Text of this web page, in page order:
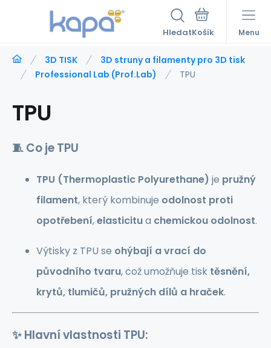
Hledat Menu
3D TISK
3D struny a filamenty pro 3D tisk
Professional Lab (Prof.Lab)
TPU
TPU
🧵 Co jeTPU
TPU (Thermoplastic Polyurethane) je pružný
filament, který kombinuje odolnost proti
opotřebení,elasticitua chemickou odolnost.
Výtisky z TPU se ohýbají a vrací do
původního tvaru, což umožňuje tisk těsnění,
krytů, tlumičů, pružných dílů a hraček.
✨ Hlavní vlastnosti TPU: